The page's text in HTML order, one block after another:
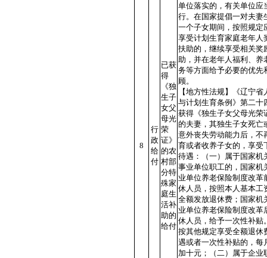
8
行
政
给
付
已获
得
《独
生子
女父
母光
荣
证》
的农
村部
分特
殊家
庭生
活补
助的
给付
单位落实的，有关单位应
行。在国家提倡一对夫妻
一个子女期间，按照规定
享受计划生育家庭老年人
扶助的，继续享受相关奖
助，并在老年人福利、养
务等方面给予必要的优先
顾。
【地方性法规】《辽宁省
与计划生育条例》第二十
获得《独生子女父母光荣
的夫妻，其独生子女死亡
意外丧失劳动能力后，不
育或者收养子女的，享受
待遇：（一）属于国家机
事业单位职工的，国家机
业单位养老保险制度改革
休人员，按照本人基本工
全额发放退休费；国家机
业单位养老保险制度改革
休人员，给予一次性补贴
按其他规定享受全额退休
遇或者一次性补贴的，每
加十元；（二）属于企业